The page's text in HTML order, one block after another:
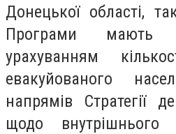
Донецької області,
Програми мають
урахуванням
евакуйованого
напрямів Стратегії
щодо внутрішнього